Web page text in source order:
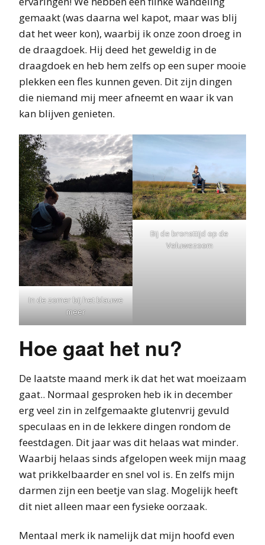
gemaakt (was daarna wel kapot, maar was blij
dat het weer kon), waarbij ik onze zoon droeg in
de draagdoek. Hij deed het geweldig in de
draagdoek en heb hem zelfs op een super mooie
plekken een fles kunnen geven. Dit zijn dingen
die niemand mij meer afneemt en waar ik van
kan blijven genieten.
In de zomer bij het blauwe
meer
Bij de bronsttijd op de
Veluwezoom
Hoe gaat het nu?
De laatste maand merk ik dat het wat moeizaam
gaat.. Normaal gesproken heb ik in december
erg veel zin in zelfgemaakte glutenvrij gevuld
speculaas en in de lekkere dingen rondom de
feestdagen. Dit jaar was dit helaas wat minder.
Waarbij helaas sinds afgelopen week mijn maag
wat prikkelbaarder en snel vol is. En zelfs mijn
darmen zijn een beetje van slag. Mogelijk heeft
dit niet alleen maar een fysieke oorzaak.
Mentaal merk ik namelijk dat mijn hoofd even